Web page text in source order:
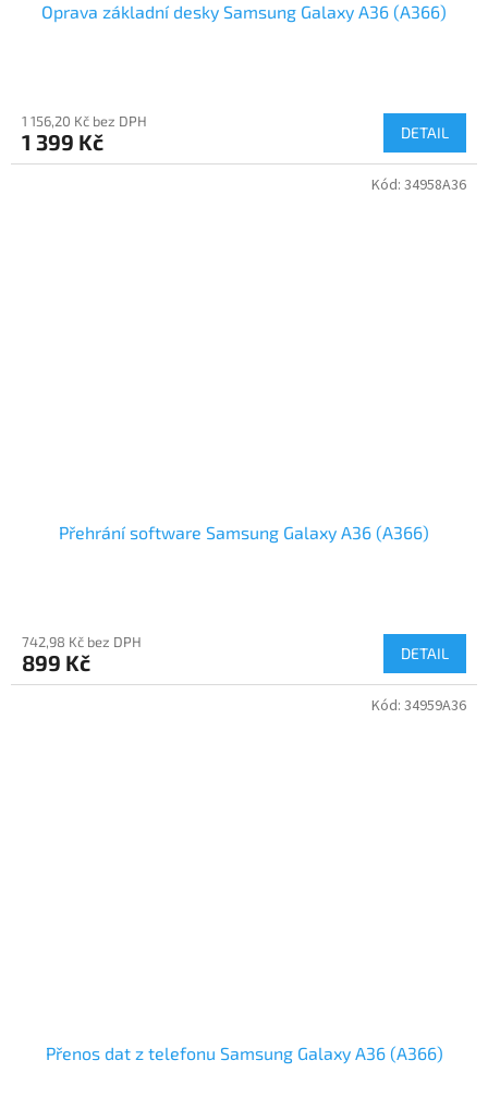
Oprava základní desky Samsung Galaxy A36 (A366)
1 156,20 Kč bez DPH
1 399 Kč DETAIL
Přehrání software Samsung Galaxy A36 (A366)
742,98 Kč bez DPH
899 Kč DETAIL
Kód: 34958A36
Přenos dat z telefonu Samsung Galaxy A36 (A366)
Kód: 34959A36